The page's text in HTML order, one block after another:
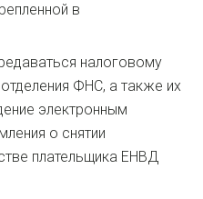
в
налоговому
ФНС, а также их
электронным
о снятии
плательщика ЕНВД